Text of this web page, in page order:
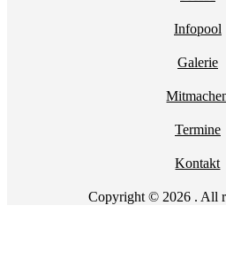
Infopool
Galerie
Termine
Kontakt
Copyright © 2026 . All